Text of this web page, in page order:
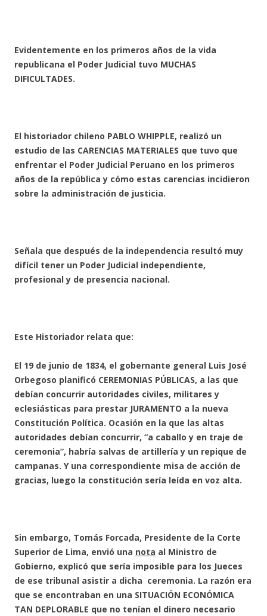
Evidentemente en los primeros años de la vida
republicana el Poder Judicial tuvo MUCHAS
DIFICULTADES.
El historiador chileno PABLO WHIPPLE, realizó un
estudio de las CARENCIAS MATERIALES que tuvo que
enfrentar el Poder Judicial Peruano en los primeros
años de la república y cómo estas carencias incidieron
sobre la administración de justicia.
Señala que después de la independencia resultó muy
difícil tener un Poder Judicial independiente,
profesional y de presencia nacional.
Este Historiador relata que:
El 19 de junio de 1834, el gobernante general Luis José
Orbegoso planificó CEREMONIAS PÚBLICAS, a las que
debían concurrir autoridades civiles, militares y
eclesiásticas para prestar JURAMENTO a la nueva
Constitución Política. Ocasión en la que las altas
autoridades debían concurrir, “a caballo y en traje de
ceremonia”, habría salvas de artillería y un repique de
campanas. Y una correspondiente misa de acción de
gracias, luego la constitución sería leída en voz alta.
Sin embargo, Tomás Forcada, Presidente de la Corte
Superior de Lima, envió una nota al Ministro de
Gobierno, explicó que sería imposible para los Jueces
de ese tribunal asistir a dicha ceremonia. La razón era
que se encontraban en una SITUACIÓN ECONÓMICA
TAN DEPLORABLE que no tenían el dinero necesario